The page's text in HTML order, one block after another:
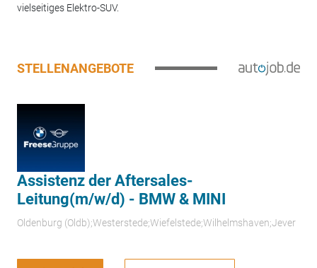
vielseitiges Elektro-SUV.
STELLENANGEBOTE
Assistenz der Aftersales-
Leitung(m/w/d) - BMW & MINI
Oldenburg (Oldb);Westerstede;Wiefelstede;Wilhelmshaven;Jever